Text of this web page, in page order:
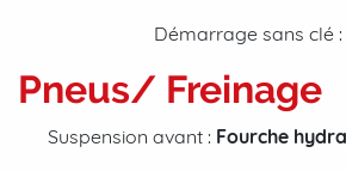
Démarrage sans clé :
Pneus/ Freinage
Suspension avant : Fourche